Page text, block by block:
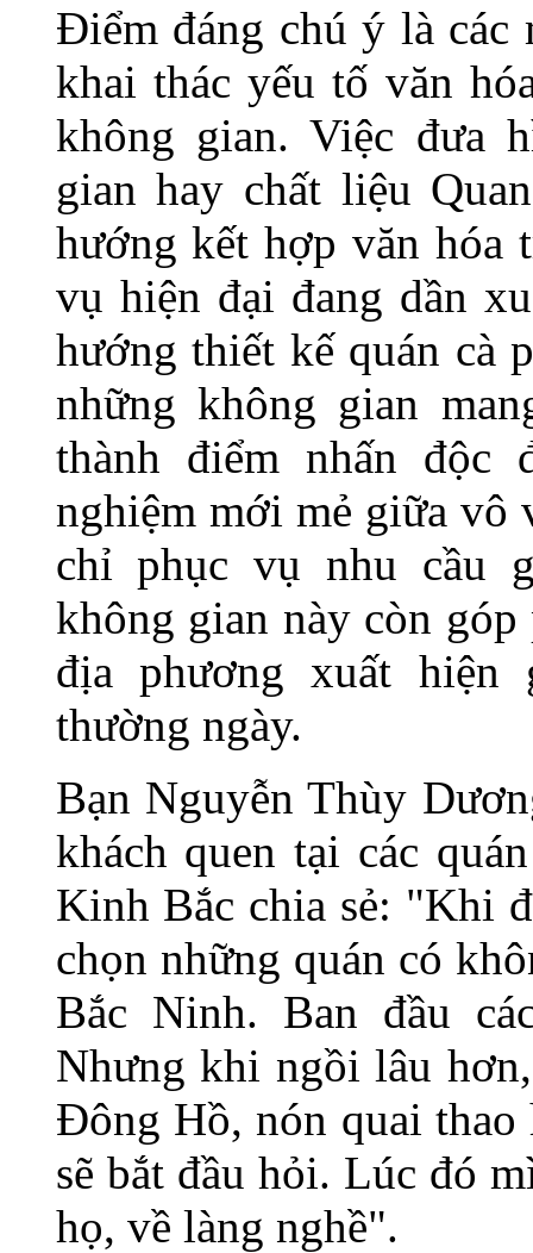
Điểm đáng chú ý là các
khai thác yếu tố văn
không gian. Việc đưa
gian hay chất liệu
hướng kết hợp văn hóa
vụ hiện đại đang dần
hướng thiết kế quán cà
những không gian
thành điểm nhấn độc
nghiệm mới mẻ giữa vô
chỉ phục vụ nhu cầu
không gian này còn
địa phương xuất
thường ngày.
Bạn Nguyễn Thùy
khách quen tại các
Kinh Bắc chia sẻ: "Khi
chọn những quán có
Bắc Ninh. Ban đầu
Nhưng khi ngồi lâu
Đông Hồ, nón quai thao
sẽ bắt đầu hỏi. Lúc đó
họ, về làng nghề".